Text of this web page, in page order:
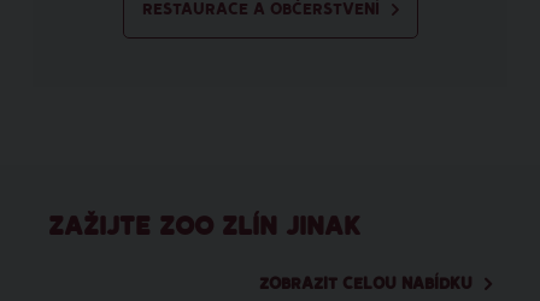
RESTAURACE A OBČERSTVENÍ
ZAŽIJTE ZOO ZLÍN JINAK
ZOBRAZIT CELOU NABÍDKU